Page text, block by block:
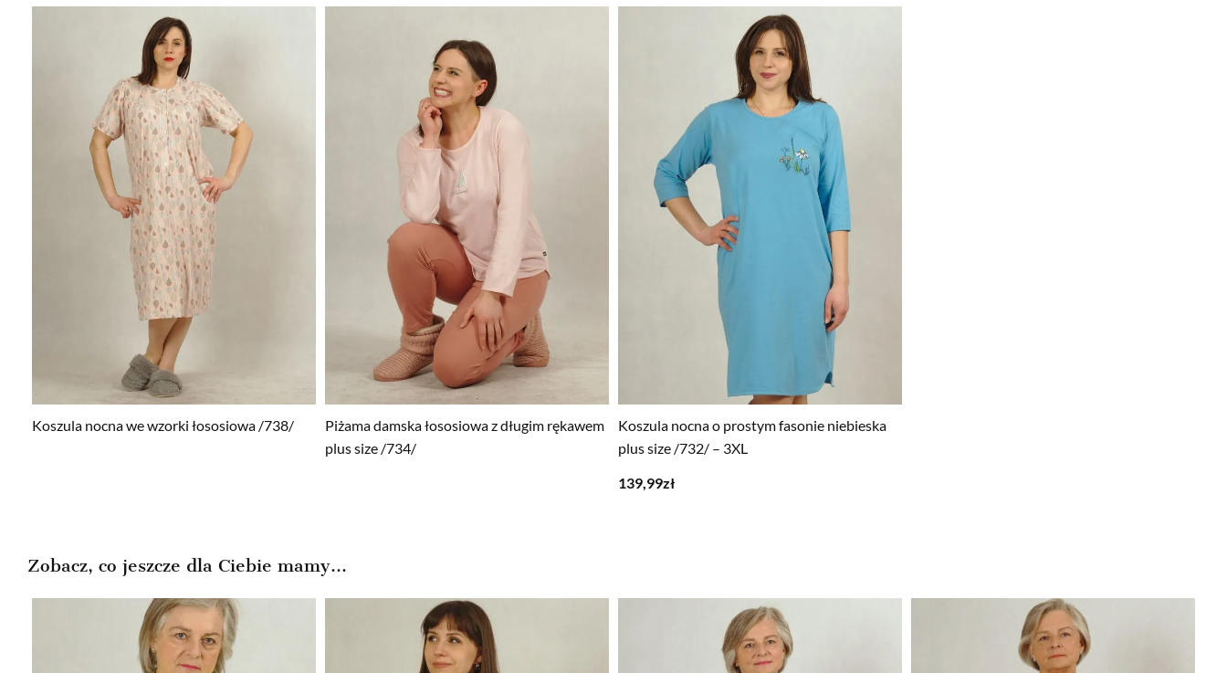
Koszula nocna we wzorki łososiowa /738/
Piżama damska łososiowa z długim rękawem
plus size /734/
Koszula nocna o prostym fasonie niebieska
plus size /732/ – 3XL
139,99zł
Zobacz, co jeszcze dla Ciebie mamy...